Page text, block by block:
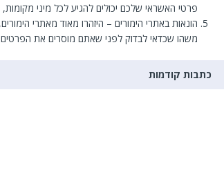
פרטי האשראי שלכם יכולים להגיע לכל מיני
הונאות באתרי הימורים – היזהרו מאוד מאתרי
משהו שכדאי לבדוק לפני שאתם מוסרים את
כתבות קודמות